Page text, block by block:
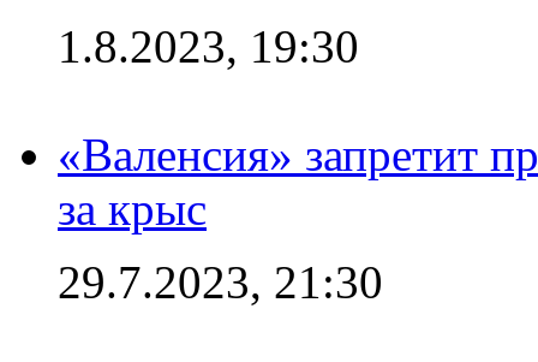
1.8.2023, 19:30
«Валенсия» запретит
за крыс
29.7.2023, 21:30